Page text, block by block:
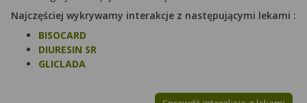
Najczęściej wykrywamy interakcje z następującymi lekami :
BISOCARD
DIURESIN SR
GLICLADA